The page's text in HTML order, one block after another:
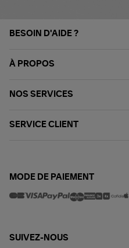
BESOIN D'AIDE ?
À PROPOS
NOS SERVICES
SERVICE CLIENT
MODE DE PAIEMENT
SUIVEZ-NOUS